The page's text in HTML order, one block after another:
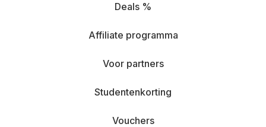
Deals %
Affiliate programma
Voor partners
Studentenkorting
Vouchers